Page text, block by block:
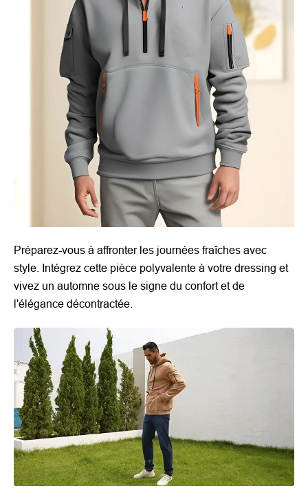
Préparez-vous à affronter les journées fraîches avec
style. Intégrez cette pièce polyvalente à votre dressing et
vivez un automne sous le signe du confort et de
l'élégance décontractée.